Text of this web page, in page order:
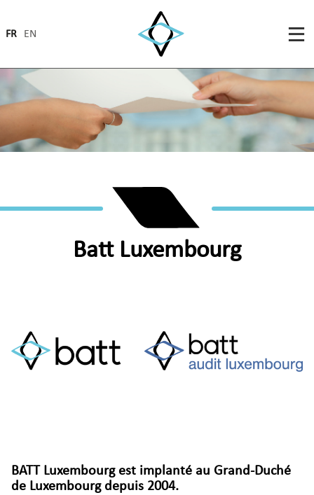
FR EN
Batt Luxembourg
BATT Luxembourg est implanté au Grand-Duché
de Luxembourg depuis 2004.